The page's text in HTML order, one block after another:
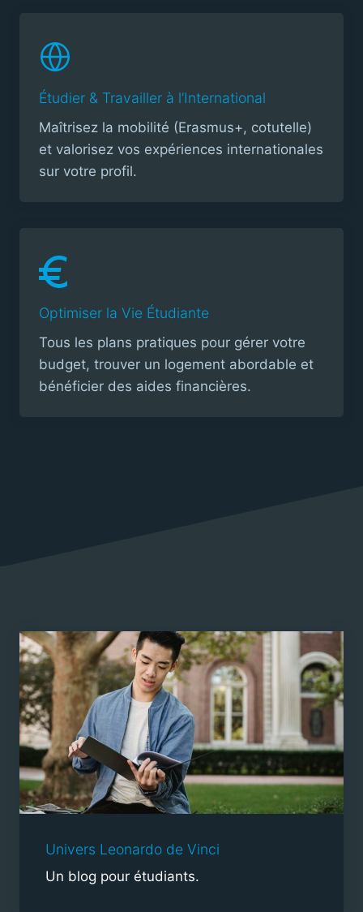
Étudier & Travailler à l’International
Maîtrisez la mobilité (Erasmus+, cotutelle)
et valorisez vos expériences internationales
sur votre profil.
Optimiser la Vie Étudiante
Tous les plans pratiques pour gérer votre
budget, trouver un logement abordable et
bénéficier des aides financières.
Univers Leonardo de Vinci
Un blog pour étudiants.